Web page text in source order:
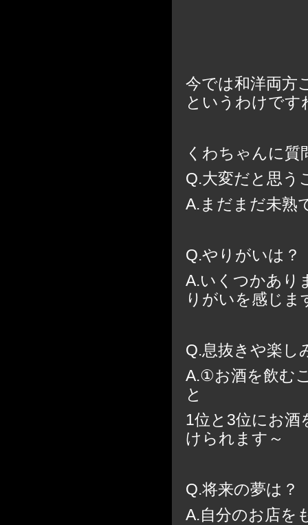
今では和洋両方
というわけです
くわちゃんに質
Q.大変だと思う
A.まだまだ未
Q.やりがいは？
A.いくつかあり
りがいを感じま
Q.息抜きや楽し
A.①お酒を飲
と
1位と3位にお酒
けられます～
Q.将来の夢は？
A.自分のお店を